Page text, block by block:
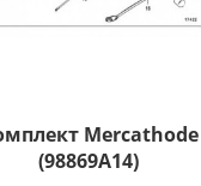
Mercathode
(98869A14)